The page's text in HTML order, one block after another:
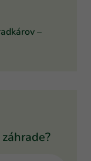
–